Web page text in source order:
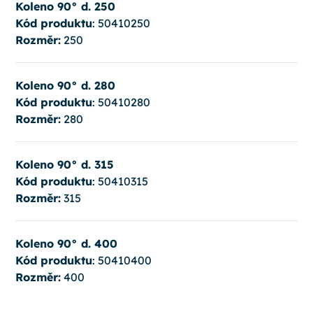
Koleno 90° d. 250
Kód produktu: 50410250
Rozměr:250
Koleno 90° d. 280
Kód produktu: 50410280
Rozměr:280
Koleno 90° d. 315
Kód produktu: 50410315
Rozměr:315
Koleno 90° d. 400
Kód produktu: 50410400
Rozměr:400